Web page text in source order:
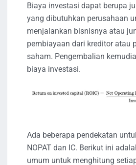
Biaya investasi dapat berupa
yang dibutuhkan perusahaan
menjalankan bisnisnya atau
pembiayaan dari kreditor atau
saham. Pengembalian
biaya investasi.
Ada beberapa pendekatan
NOPAT dan IC. Berikut ini
umum untuk menghitung